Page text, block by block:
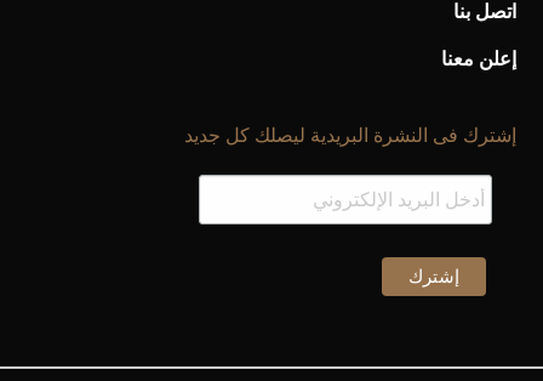
اتصل بنا
إعلن معنا
إشترك فى النشرة البريدية ليصلك كل جديد